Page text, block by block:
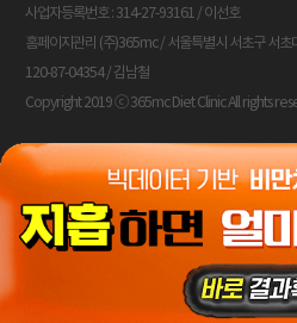
사업자등록번호 : 314-27-93161 / 이선호
홈페이지관리 (주)365mc / 서울특별시 서초구 서
120-87-04354 / 김남철
Copyright 2019 ⓒ 365mc Diet Clinic All rights